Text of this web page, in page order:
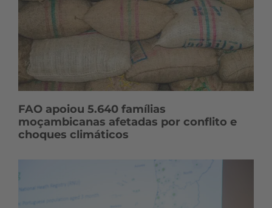
FAO apoiou 5.640 famílias
moçambicanas afetadas por conflito e
choques climáticos